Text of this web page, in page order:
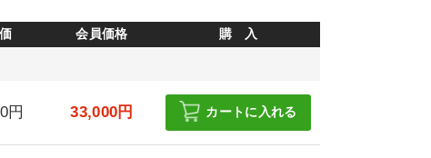
会員価格 購 入
円 33,000円 カートに入れる